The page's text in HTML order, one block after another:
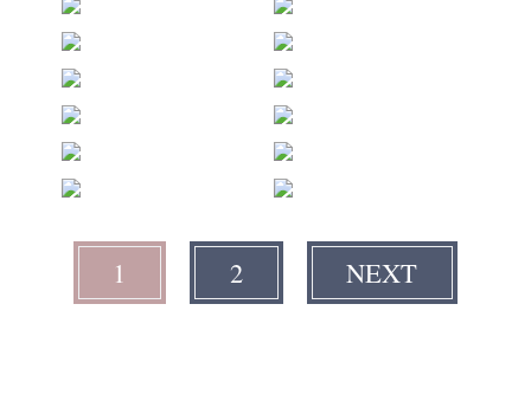
1 2 NEXT